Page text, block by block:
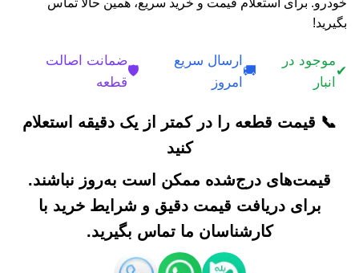
خودرو. برای استعلام قیمت و خرید سریع، همین حالا تماس
بگیرید!
✔
موجود در
انبار
🚚
ارسال سریع
امروز
🛡️
ضمانت اصالت
قطعه
📞 قیمت قطعه را در کمتر از یک دقیقه استعلام
کنید
قیمت‌های درج‌شده ممکن است به‌روز نباشند.
برای دریافت قیمت دقیق و شرایط خرید با
کارشناسان ما تماس بگیرید.